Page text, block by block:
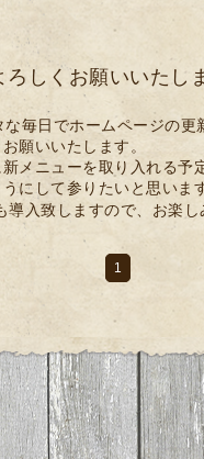
しくお願いいたし
毎日でホームページの更
願いいたします。
メニューを取り入れる予
にして参りたいと思いま
導入致しますので、お楽
1